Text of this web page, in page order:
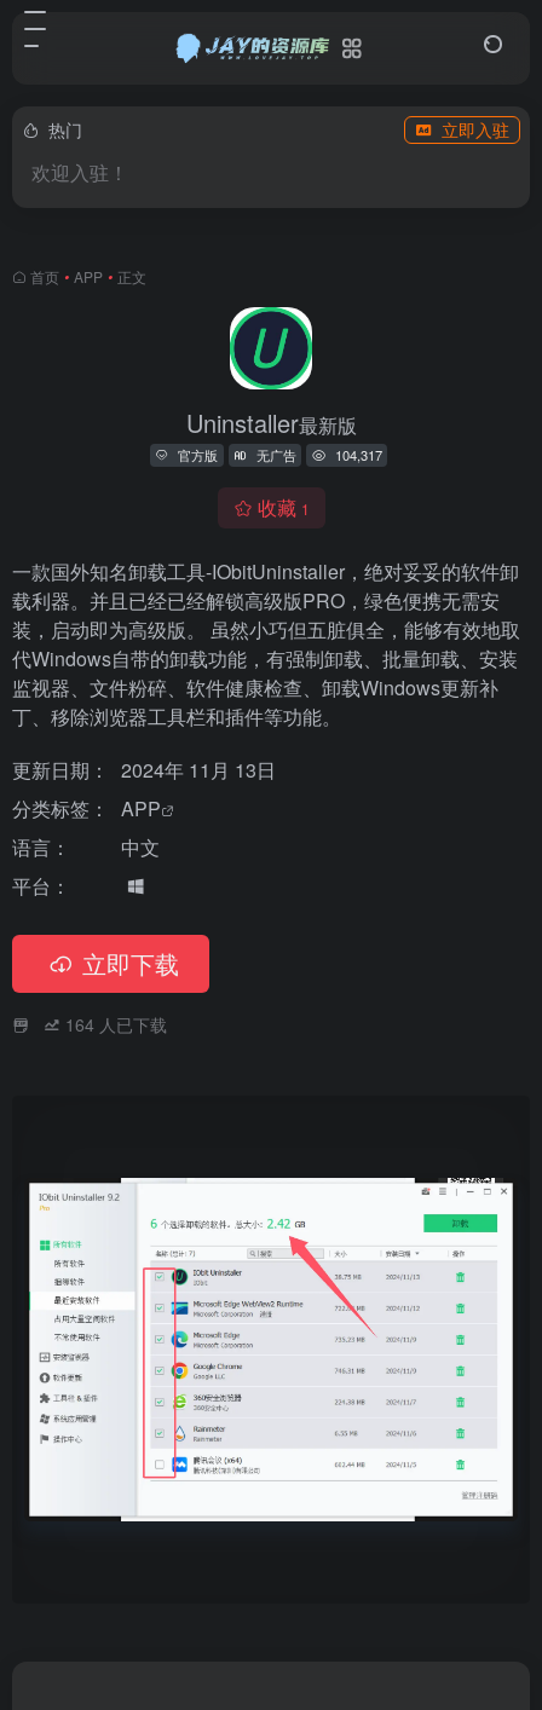
热门 立即入驻
欢迎入驻！
首页 • APP • 正文
Uninstaller最新版
官方版 无广告 104,317
收藏 1
一款国外知名卸载工具-IObitUninstaller，绝对妥妥的软件卸
载利器。并且已经已经解锁高级版PRO，绿色便携无需安
装，启动即为高级版。 虽然小巧但五脏俱全，能够有效地取
代Windows自带的卸载功能，有强制卸载、批量卸载、安装
监视器、文件粉碎、软件健康检查、卸载Windows更新补
丁、移除浏览器工具栏和插件等功能。
更新日期：
2024年 11月 13日
分类标签：
APP
语言：
中文
平台：
立即下载
164 人已下载